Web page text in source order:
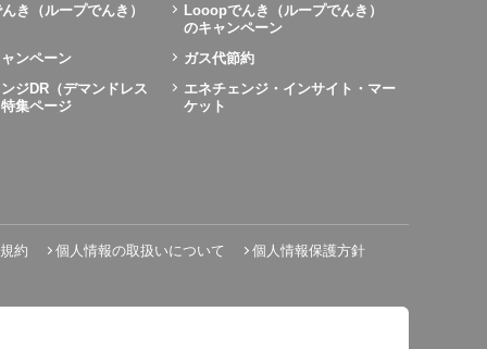
き（ループでんき）
Looopでんき（ループでんき）
のキャンペーン
ンペーン
ガス代節約
ジDR（デマンドレス
集ページ
エネチェンジ・インサイト・マー
ケット
約 個人情報の取扱いについて 個人情報保護方針